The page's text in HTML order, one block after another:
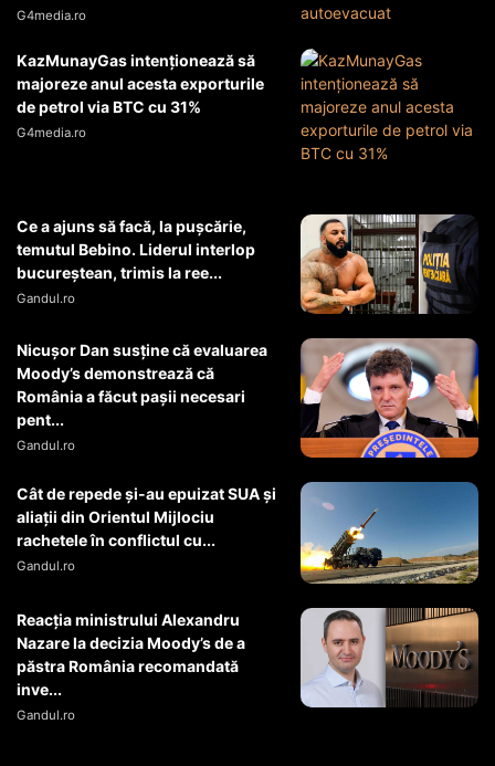
G4media.ro
KazMunayGas intenţionează să
majoreze anul acesta exporturile
de petrol via BTC cu 31%
G4media.ro
Ce a ajuns să facă, la pușcărie,
temutul Bebino. Liderul interlop
bucureștean, trimis la ree...
Gandul.ro
Nicușor Dan susține că evaluarea
Moody’s demonstrează că
România a făcut pașii necesari
pent...
Gandul.ro
Cât de repede și-au epuizat SUA și
aliații din Orientul Mijlociu
rachetele în conflictul cu...
Gandul.ro
Reacția ministrului Alexandru
Nazare la decizia Moody’s de a
păstra România recomandată
inve...
Gandul.ro